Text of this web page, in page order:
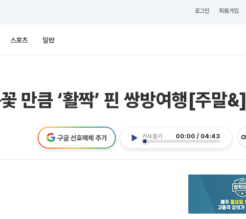
로그인 회원가입
스포츠 일반
만큼 ‘활짝’ 핀 쌍방여행[주말&]
기사 듣기 00:00 / 04:43
구글 선호매체 추가